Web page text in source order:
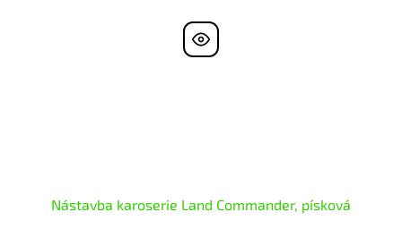
Nástavba karoserie Land Commander, písková